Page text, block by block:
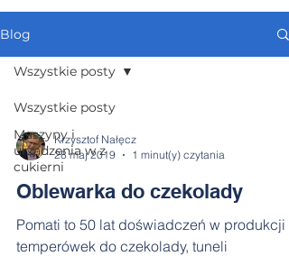
Blog
Wszystkie posty
Maszyny i
urządzenia w z
cukierni
Wszystkie posty
Krzysztof Nałęcz
28 maj 2019
1 minut(y) czytania
Oblewarka do czekolady
Pomati to 50 lat doświadczeń w produkcji
temperówek do czekolady, tuneli